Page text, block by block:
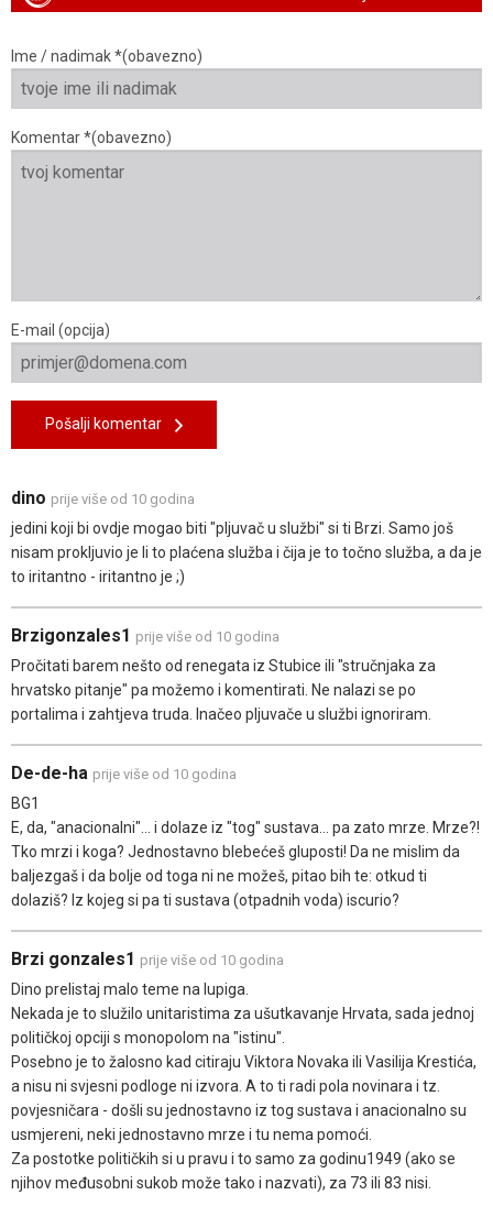
Ime / nadimak *(obavezno)
Komentar *(obavezno)
E-mail (opcija)
Pošalji komentar
dino prije više od 10 godina
jedini koji bi ovdje mogao biti "pljuvač u službi" si ti Brzi. Samo još
nisam prokljuvio je li to plaćena služba i čija je to točno služba, a da je
to iritantno - iritantno je ;)
Brzigonzales1 prije više od 10 godina
Pročitati barem nešto od renegata iz Stubice ili "stručnjaka za
hrvatsko pitanje" pa možemo i komentirati. Ne nalazi se po
portalima i zahtjeva truda. Inačeo pljuvače u službi ignoriram.
De-de-ha prije više od 10 godina
BG1
E, da, "anacionalni"... i dolaze iz "tog" sustava... pa zato mrze. Mrze?!
Tko mrzi i koga? Jednostavno blebećeš gluposti! Da ne mislim da
baljezgaš i da bolje od toga ni ne možeš, pitao bih te: otkud ti
dolaziš? Iz kojeg si pa ti sustava (otpadnih voda) iscurio?
Brzi gonzales1 prije više od 10 godina
Dino prelistaj malo teme na lupiga.
Nekada je to služilo unitaristima za ušutkavanje Hrvata, sada jednoj
političkoj opciji s monopolom na "istinu".
Posebno je to žalosno kad citiraju Viktora Novaka ili Vasilija Krestića,
a nisu ni svjesni podloge ni izvora. A to ti radi pola novinara i tz.
povjesničara - došli su jednostavno iz tog sustava i anacionalno su
usmjereni, neki jednostavno mrze i tu nema pomoći.
Za postotke političkih si u pravu i to samo za godinu1949 (ako se
njihov međusobni sukob može tako i nazvati), za 73 ili 83 nisi.